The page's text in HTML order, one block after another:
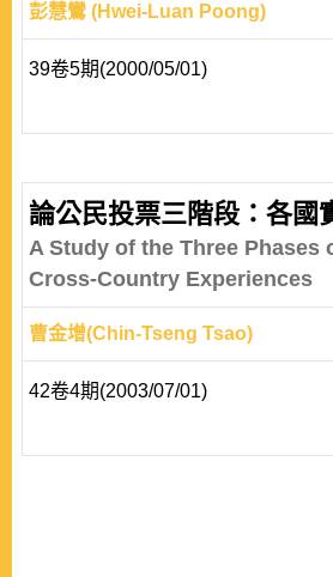
彭慧鸞 (Hwei-Luan Poong)
39卷5期(2000/05/01)
論公民投票三階段：各國
A Study of the Three Phases
Cross-Country Experiences
曹金增(Chin-Tseng Tsao)
42卷4期(2003/07/01)